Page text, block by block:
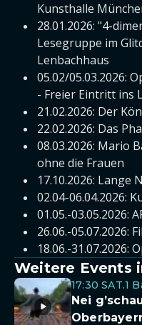
Kunsthalle
28.01.2026: "4-
Lesegruppe im
Lenbachhaus
05.02/05.03.2026:
- Freier Eintritt ins
21.02.2026: Der
22.02.2026: Das
08.03.2026: Mario
ohne die Frauen
17.10.2026: Lange
02.04-06.04.2026:
01.05.-03.05.2026:
26.06.-05.07.2026:
18.06.-31.07.2026:
Weitere Events
17:30 SAT.1
Nei